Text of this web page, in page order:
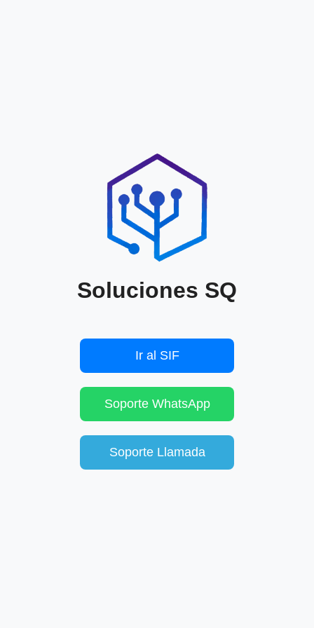
Soluciones SQ
Ir al SIF
Soporte WhatsApp
Soporte Llamada